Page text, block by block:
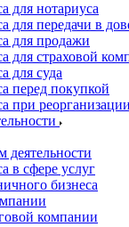
для нотариуса
для передачи в
для продажи
для страховой
для суда
перед покупкой
при реорганизации
деятельности
в сфере услуг
бизнеса
компании